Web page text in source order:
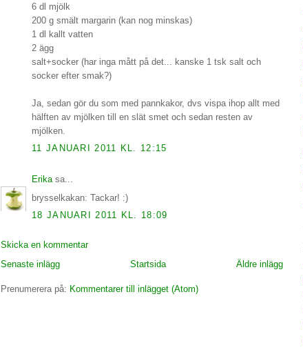
6 dl mjölk
200 g smält margarin (kan nog minskas)
1 dl kallt vatten
2 ägg
salt+socker (har inga mått på det... kanske 1 tsk salt och
socker efter smak?)
Ja, sedan gör du som med pannkakor, dvs vispa ihop allt med
hälften av mjölken till en slät smet och sedan resten av
mjölken.
11 JANUARI 2011 KL. 12:15
Erikasa...
brysselkakan: Tackar! :)
18 JANUARI 2011 KL. 18:09
Skicka en kommentar
Senaste inlägg
Äldre inlägg
Startsida
Prenumerera på: Kommentarer till inlägget (Atom)